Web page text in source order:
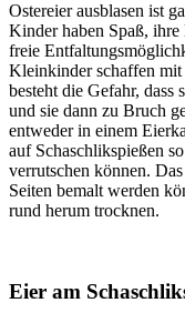
Ostereier ausblasen ist
Kinder haben Spaß,
freie
Kleinkinder schaffen
besteht die Gefahr, dass
und sie dann zu Bruch
entweder in einem
auf Schaschlikspießen
verrutschen können.
Seiten bemalt werden
rund herum trocknen.
Eier am